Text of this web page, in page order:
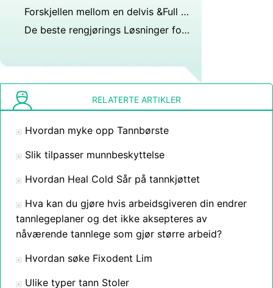
Forskjellen mellom en delvis &Full protese
De beste rengjørings Løsninger for proteser
RELATERTE ARTIKLER
Hvordan myke opp Tannbørste
Slik tilpasser munnbeskyttelse
Hvordan Heal Cold Sår på tannkjøttet
Hva kan du gjøre hvis arbeidsgiveren din endrer
tannlegeplaner og det ikke aksepteres av
nåværende tannlege som gjør større arbeid?
Hvordan søke Fixodent Lim
Ulike typer tann Stoler